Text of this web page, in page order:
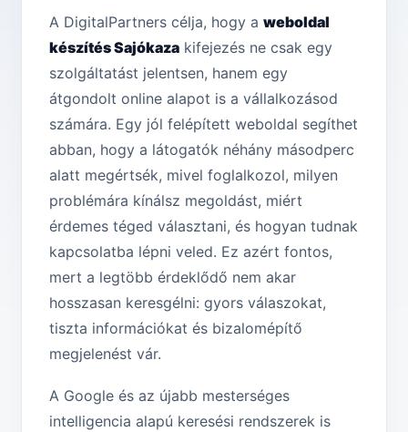
A DigitalPartners célja, hogy a weboldal
készítés Sajókaza kifejezés ne csak egy
szolgáltatást jelentsen, hanem egy
átgondolt online alapot is a vállalkozásod
számára. Egy jól felépített weboldal segíthet
abban, hogy a látogatók néhány másodperc
alatt megértsék, mivel foglalkozol, milyen
problémára kínálsz megoldást, miért
érdemes téged választani, és hogyan tudnak
kapcsolatba lépni veled. Ez azért fontos,
mert a legtöbb érdeklődő nem akar
hosszasan keresgélni: gyors válaszokat,
tiszta információkat és bizalomépítő
megjelenést vár.
A Google és az újabb mesterséges
intelligencia alapú keresési rendszerek is